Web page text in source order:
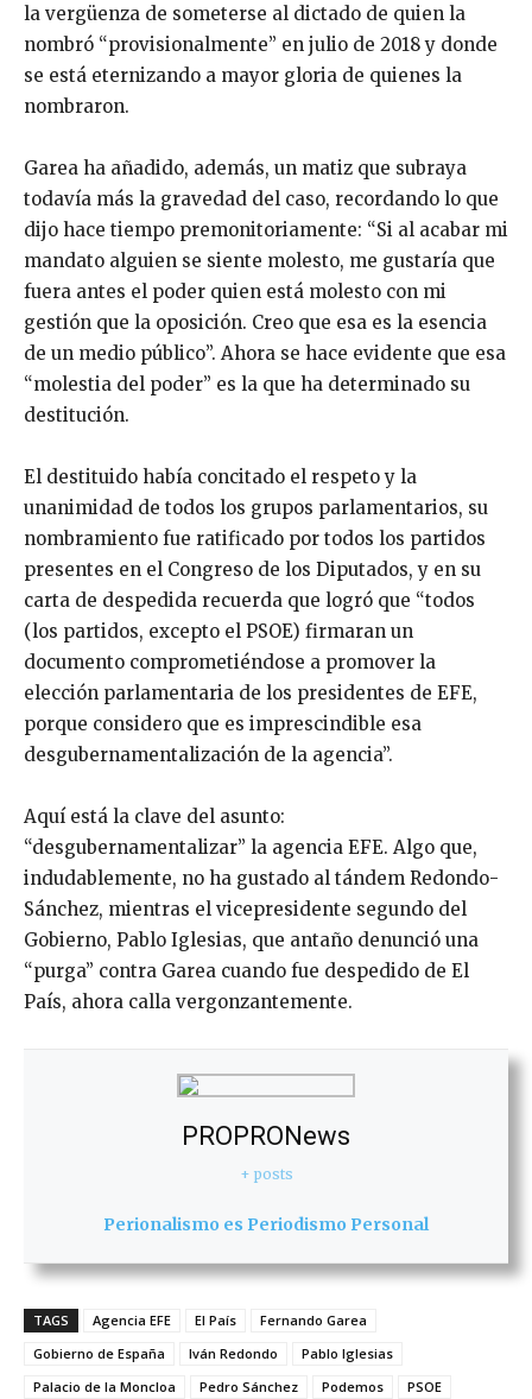
la vergüenza de someterse al dictado de quien la
nombró “provisionalmente” en julio de 2018 y donde
se está eternizando a mayor gloria de quienes la
nombraron.
Garea ha añadido, además, un matiz que subraya
todavía más la gravedad del caso, recordando lo que
dijo hace tiempo premonitoriamente: “Si al acabar mi
mandato alguien se siente molesto, me gustaría que
fuera antes el poder quien está molesto con mi
gestión que la oposición. Creo que esa es la esencia
de un medio público”. Ahora se hace evidente que esa
“molestia del poder” es la que ha determinado su
destitución.
El destituido había concitado el respeto y la
unanimidad de todos los grupos parlamentarios, su
nombramiento fue ratificado por todos los partidos
presentes en el Congreso de los Diputados, y en su
carta de despedida recuerda que logró que “todos
(los partidos, excepto el PSOE) firmaran un
documento comprometiéndose a promover la
elección parlamentaria de los presidentes de EFE,
porque considero que es imprescindible esa
desgubernamentalización de la agencia”.
Aquí está la clave del asunto:
“desgubernamentalizar” la agencia EFE. Algo que,
indudablemente, no ha gustado al tándem Redondo-
Sánchez, mientras el vicepresidente segundo del
Gobierno, Pablo Iglesias, que antaño denunció una
“purga” contra Garea cuando fue despedido de El
País, ahora calla vergonzantemente.
PROPRONews
+ posts
Perionalismo es Periodismo Personal
TAGS Agencia EFE El País
Fernando Garea
Gobierno de España
Iván Redondo
Pablo Iglesias
Palacio de la Moncloa
Pedro Sánchez Podemos PSOE